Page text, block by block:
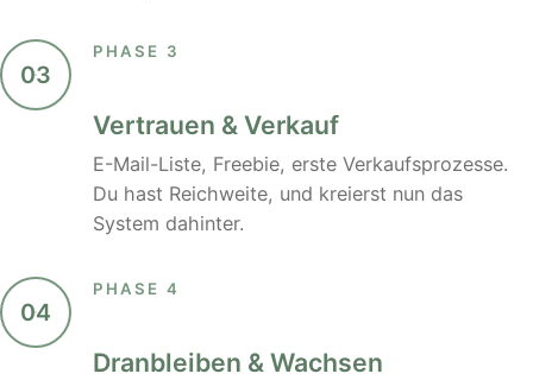
03
PHASE 3
Vertrauen & Verkauf
E-Mail-Liste, Freebie, erste Verkaufsprozesse.
Du hast Reichweite, und kreierst nun das
System dahinter.
04
PHASE 4
Dranbleiben & Wachsen